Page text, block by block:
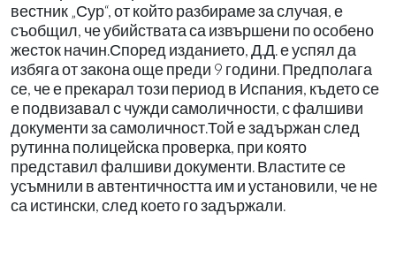
вестник „Сур“, от който разбираме за случая, е
съобщил, че убийствата са извършени по особено
жесток начин.Според изданието, Д.Д. е успял да
избяга от закона още преди 9 години. Предполага
се, че е прекарал този период в Испания, където се
е подвизавал с чужди самоличности, с фалшиви
документи за самоличност.Той е задържан след
рутинна полицейска проверка, при която
представил фалшиви документи. Властите се
усъмнили в автентичността им и установили, че не
са истински, след което го задържали.